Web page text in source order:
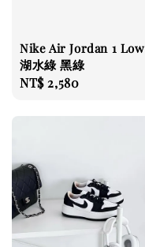
Nike Air Jordan 1 Low
湖水綠 黑綠
Regular
NT$ 2,580